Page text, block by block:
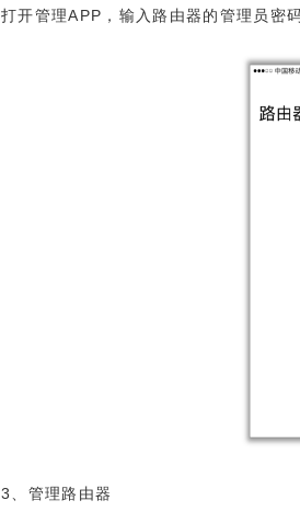
打开管理APP ，输入路由器的管理员密
3 、管理路由器